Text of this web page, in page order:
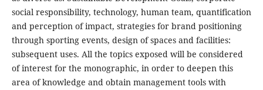
social responsibility, technology, human team, quantification
and perception of impact, strategies for brand positioning
through sporting events, design of spaces and facilities:
subsequent uses. All the topics exposed will be considered
of interest for the monographic, in order to deepen this
area of knowledge and obtain management tools with